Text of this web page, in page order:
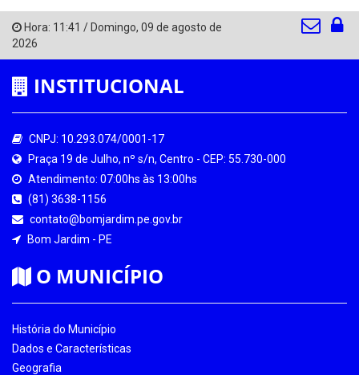
Hora: 11:41 / Domingo, 09 de agosto de
2026
INSTITUCIONAL
CNPJ: 10.293.074/0001-17
Praça 19 de Julho, nº s/n, Centro - CEP: 55.730-000
Atendimento: 07:00hs às 13:00hs
(81) 3638-1156
contato@bomjardim.pe.gov.br
Bom Jardim - PE
O MUNICÍPIO
História do Município
Dados e Características
Geografia